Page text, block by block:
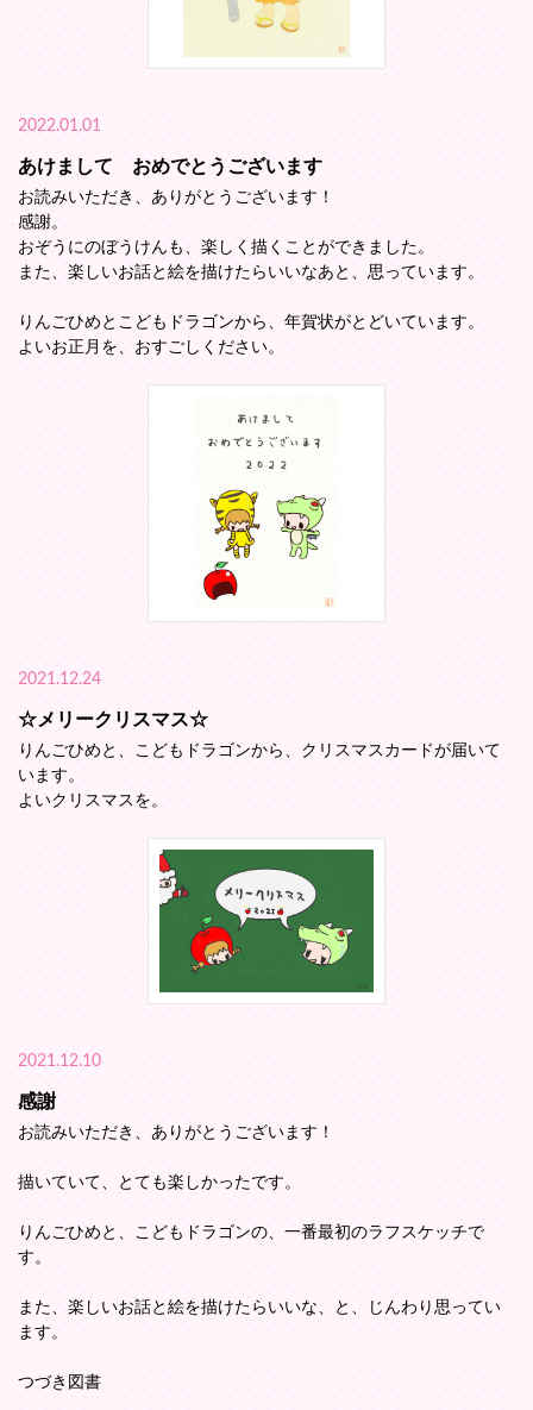
2022.01.01
あけまして おめでとうございます
お読みいただき、ありがとうございます！
感謝。
おぞうにのぼうけんも、楽しく描くことができました。
また、楽しいお話と絵を描けたらいいなあと、思っています。
りんごひめとこどもドラゴンから、年賀状がとどいています。
よいお正月を、おすごしください。
2021.12.24
☆メリークリスマス☆
りんごひめと、こどもドラゴンから、クリスマスカードが届いて
います。
よいクリスマスを。
2021.12.10
感謝
お読みいただき、ありがとうございます！
描いていて、とても楽しかったです。
りんごひめと、こどもドラゴンの、一番最初のラフスケッチで
す。
また、楽しいお話と絵を描けたらいいな、と、じんわり思ってい
ます。
つづき図書